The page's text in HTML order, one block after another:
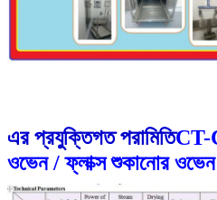
এর প্রযুক্তিগত পরামিতিCT-
ওভেন / ফ্লাক্স শুকানোর